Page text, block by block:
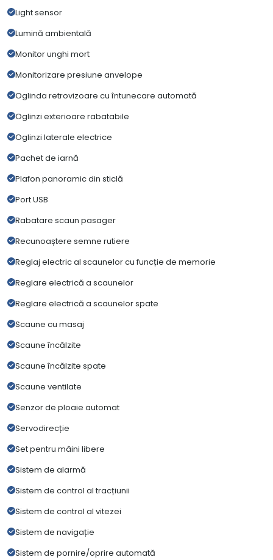
Light sensor
Lumină ambientală
Monitor unghi mort
Monitorizare presiune anvelope
Oglinda retrovizoare cu întunecare automată
Oglinzi exterioare rabatabile
Oglinzi laterale electrice
Pachet de iarnă
Plafon panoramic din sticlă
Port USB
Rabatare scaun pasager
Recunoaștere semne rutiere
Reglaj electric al scaunelor cu funcție de memorie
Reglare electrică a scaunelor
Reglare electrică a scaunelor spate
Scaune cu masaj
Scaune încălzite
Scaune încălzite spate
Scaune ventilate
Senzor de ploaie automat
Servodirecție
Set pentru mâini libere
Sistem de alarmă
Sistem de control al tracțiunii
Sistem de control al vitezei
Sistem de navigație
Sistem de pornire/oprire automată